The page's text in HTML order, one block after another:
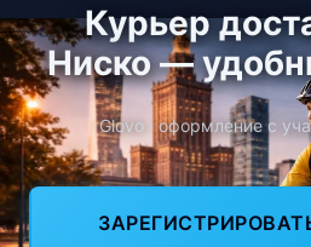
Курьер
Ниско —
Glovo · оформление с